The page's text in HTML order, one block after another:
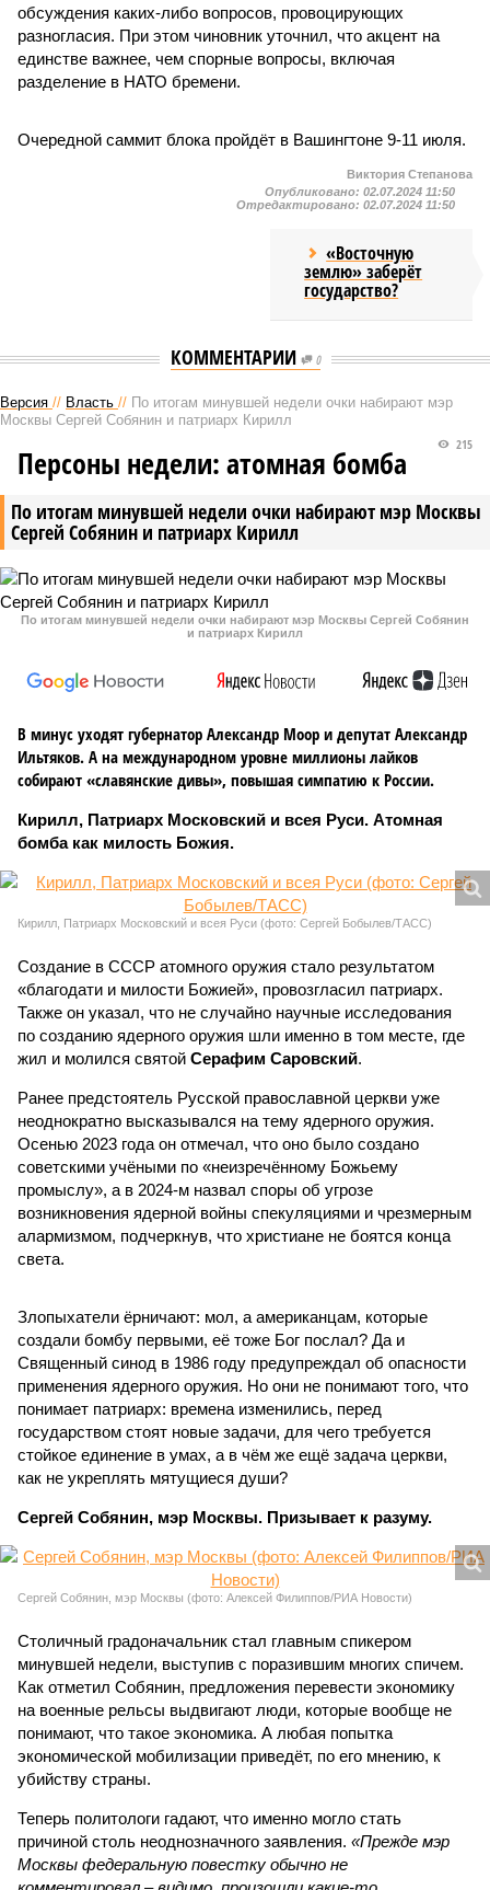
обсуждения каких-либо вопросов, провоцирующих
разногласия. При этом чиновник уточнил, что акцент на
единстве важнее, чем спорные вопросы, включая
разделение в НАТО бремени.
Очередной саммит блока пройдёт в Вашингтоне 9-11 июля.
Виктория Степанова
Опубликовано: 02.07.2024 11:50
Отредактировано: 02.07.2024 11:50
«Восточную
землю» заберёт
государство?
КОММЕНТАРИИ 0
Версия // Власть // По итогам минувшей недели очки набирают мэр
Москвы Сергей Собянин и патриарх Кирилл
По итогам минувшей недели очки набирают мэр Москвы
Сергей Собянин и патриарх Кирилл
215
Персоны недели: атомная бомба
По итогам минувшей недели очки набирают мэр Москвы Сергей Собянин
и патриарх Кирилл
В минус уходят губернатор Александр Моор и депутат Александр
Ильтяков. А на международном уровне миллионы лайков
собирают «славянские дивы», повышая симпатию к России.
Кирилл, Патриарх Московский и всея Руси. Атомная
бомба как милость Божия.
Кирилл, Патриарх Московский и всея Руси (фото: Сергей Бобылев/ТАСС)
Создание в СССР атомного оружия стало результатом
«благодати и милости Божией», провозгласил патриарх.
Также он указал, что не случайно научные исследования
по созданию ядерного оружия шли именно в том месте, где
жил и молился святой Серафим Саровский.
Ранее предстоятель Русской православной церкви уже
неоднократно высказывался на тему ядерного оружия.
Осенью 2023 года он отмечал, что оно было создано
советскими учёными по «неизречённому Божьему
промыслу», а в 2024-м назвал споры об угрозе
возникновения ядерной войны спекуляциями и чрезмерным
алармизмом, подчеркнув, что христиане не боятся конца
света.
Злопыхатели ёрничают: мол, а американцам, которые
создали бомбу первыми, её тоже Бог послал? Да и
Священный синод в 1986 году предупреждал об опасности
применения ядерного оружия. Но они не понимают того, что
понимает патриарх: времена изменились, перед
государством стоят новые задачи, для чего требуется
стойкое единение в умах, а в чём же ещё задача церкви,
как не укреплять мятущиеся души?
Сергей Собянин, мэр Москвы. Призывает к разуму.
Сергей Собянин, мэр Москвы (фото: Алексей Филиппов/РИА Новости)
Столичный градоначальник стал главным спикером
минувшей недели, выступив с поразившим многих спичем.
Как отметил Собянин, предложения перевести экономику
на военные рельсы выдвигают люди, которые вообще не
понимают, что такое экономика. А любая попытка
экономической мобилизации приведёт, по его мнению, к
убийству страны.
Теперь политологи гадают, что именно могло стать
причиной столь неоднозначного заявления. «Прежде мэр
Москвы федеральную повестку обычно не